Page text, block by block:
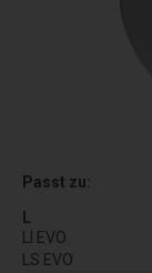
Passt zu:
L
LI EVO
LS EVO